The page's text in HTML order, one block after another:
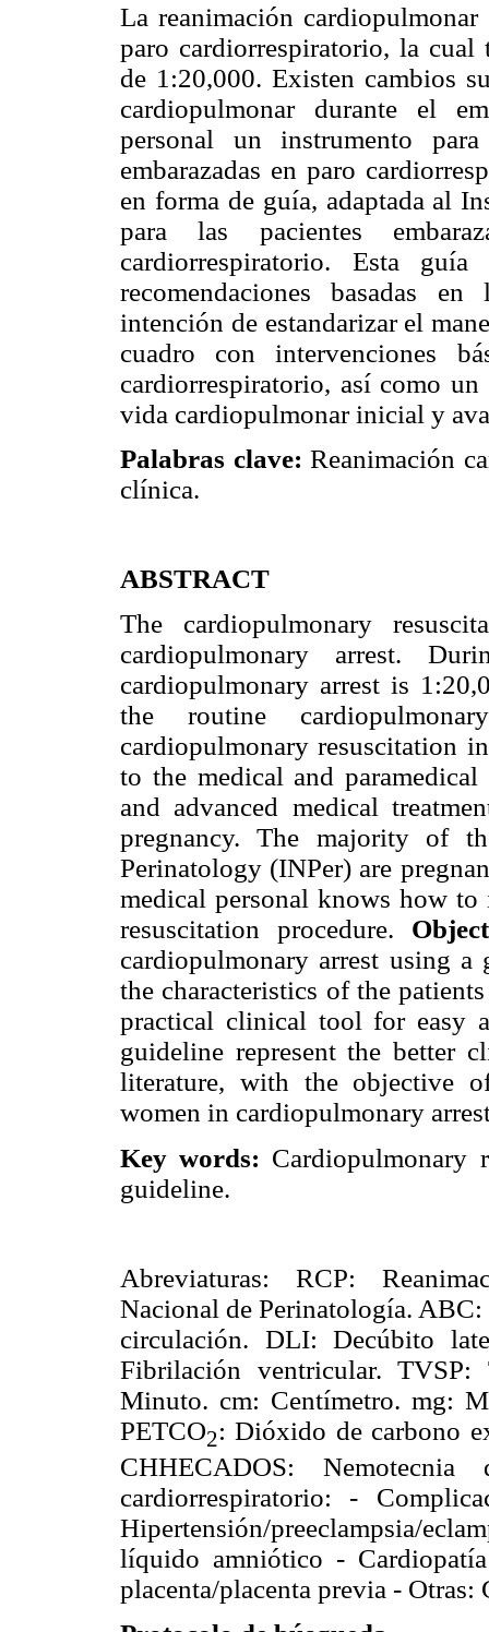
La reanimación
paro cardiorrespiratorio, la cual
de 1:20,000. Existen cambios
cardiopulmonar durante el
personal un instrumento
embarazadas en paro
en forma de guía, adaptada al
para las pacientes
cardiorrespiratorio. Esta
recomendaciones basadas
intención de estandarizar el
cuadro con intervenciones
cardiorrespiratorio, así como
vida cardiopulmonar inicial y
Palabras clave: Reanimación
clínica.
ABSTRACT
The cardiopulmonary
cardiopulmonary arrest.
cardiopulmonary arrest is
the routine
cardiopulmonary resuscitation
to the medical and
and advanced medical
pregnancy. The majority of
Perinatology (INPer) are
medical personal knows how
resuscitation procedure.
cardiopulmonary arrest using
the characteristics of the
practical clinical tool for easy
guideline represent the better
literature, with the objective
women in cardiopulmonary
Key words: Cardiopulmonary
guideline.
Abreviaturas: RCP:
Nacional de Perinatología.
circulación. DLI: Decúbito
Fibrilación ventricular.
Minuto. cm: Centímetro. mg:
PETCO2: Dióxido de carbono
CHHECADOS:
cardiorrespiratorio: -
Hipertensión/preeclampsia/
líquido amniótico -
placenta/placenta previa -